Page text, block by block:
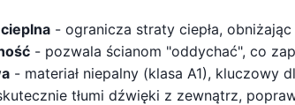
- ogranicza straty ciepła,
- pozwala ścianom "oddychać", co
- materiał niepalny (klasa A1), kluczowy
tłumi dźwięki z zewnątrz,